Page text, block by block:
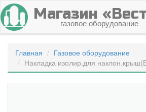
Магазин
газовое оборудование
Главная
Газовое оборудование
Накладка изолир.для